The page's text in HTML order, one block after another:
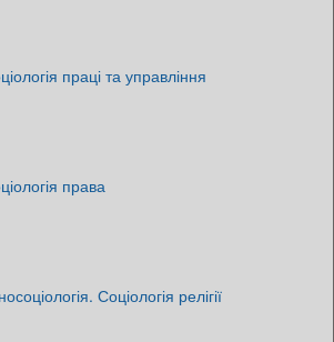
праці та управління
права
Соціологія релігії